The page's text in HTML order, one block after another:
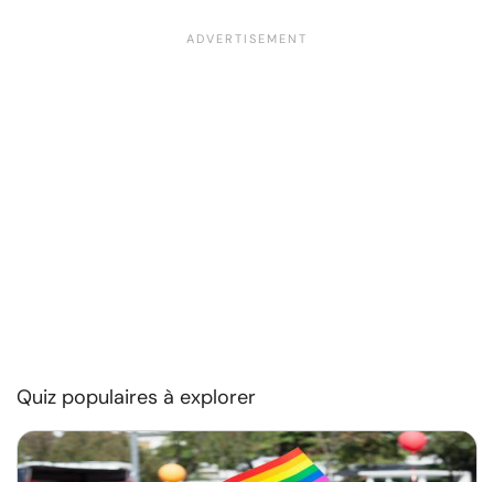
Quiz populaires à explorer